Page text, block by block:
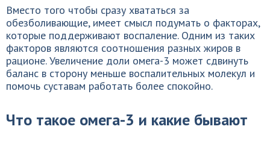
Вместо того чтобы сразу хвататься за
обезболивающие, имеет смысл подумать о факторах,
которые поддерживают воспаление. Одним из таких
факторов являются соотношения разных жиров в
рационе. Увеличение доли омега-3 может сдвинуть
баланс в сторону меньше воспалительных молекул и
помочь суставам работать более спокойно.
Что такое омега-3 и какие бывают